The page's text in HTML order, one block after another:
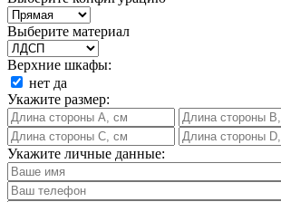
Выберите материал
Верхние шкафы:
нет да
Укажите размер:
Укажите личные данные: